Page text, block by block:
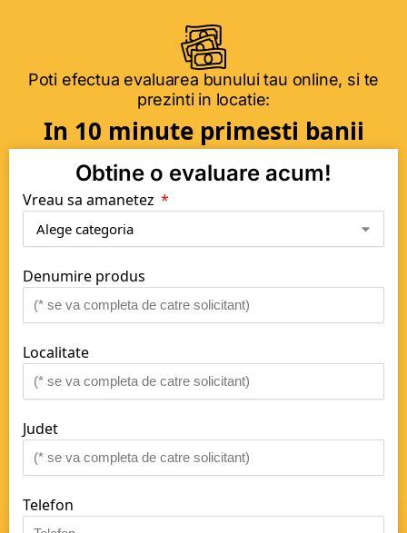
Poti efectua evaluarea bunului tau online, si te
prezinti in locatie:
In 10 minute primesti banii
Obtine o evaluare acum!
Vreau sa amanetez
Denumire produs
Localitate
Judet
Telefon